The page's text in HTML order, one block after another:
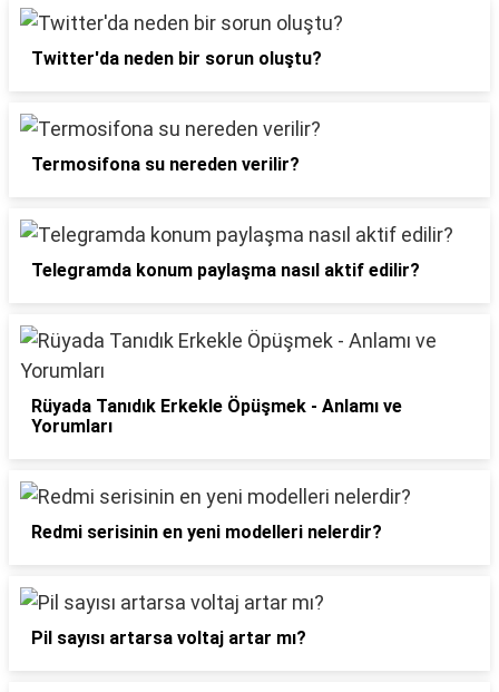
Twitter'da neden bir sorun oluştu?
Termosifona su nereden verilir?
Telegramda konum paylaşma nasıl aktif edilir?
Rüyada Tanıdık Erkekle Öpüşmek - Anlamı ve
Yorumları
Redmi serisinin en yeni modelleri nelerdir?
Pil sayısı artarsa voltaj artar mı?